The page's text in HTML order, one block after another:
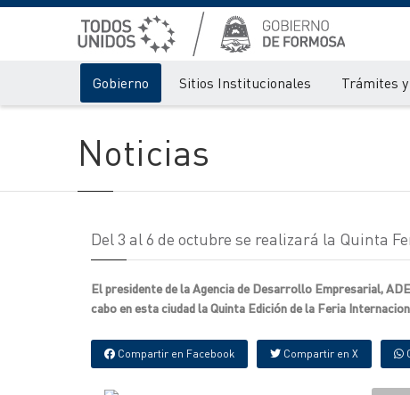
Gobierno Sitios Institucionales Trámites
Noticias
Del 3 al 6 de octubre se realizará la Quinta
El presidente de la Agencia de Desarrollo Empresarial,
cabo en esta ciudad la Quinta Edición de la Feria
Compartir en Facebook Compartir en X